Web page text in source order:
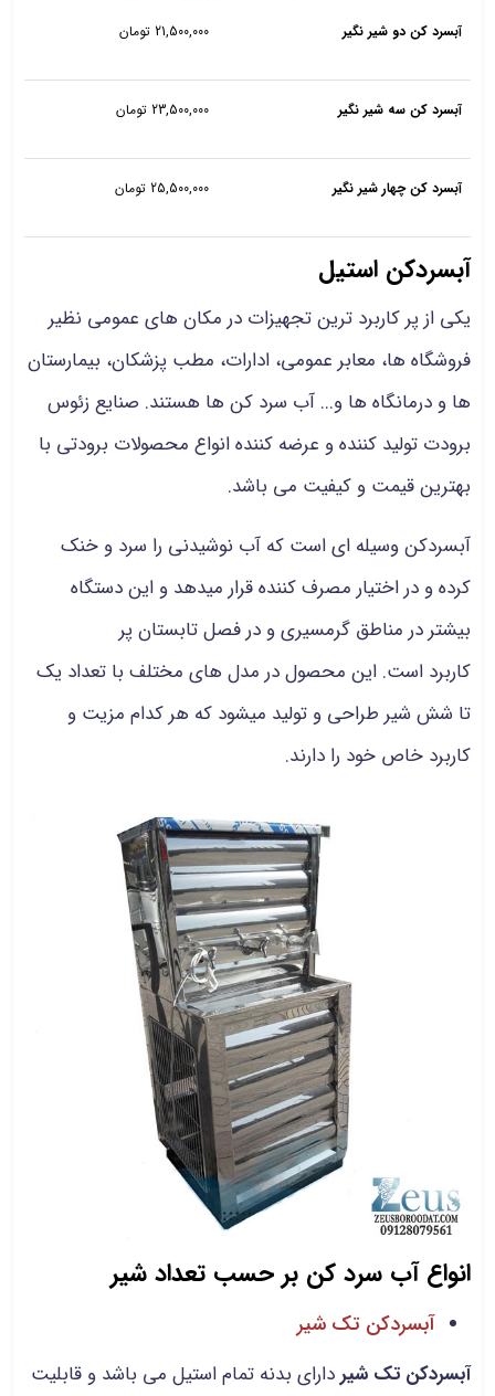
آبسرد کن دو شیر نگیر 21,500,000 تومان
آبسرد کن سه شیر نگیر 23,500,000 تومان
آبسرد کن چهار شیر نگیر 25,500,000 تومان
آبسردکن استیل
یکی از پر کاربرد ترین تجهیزات در مکان های عمومی نظیر
فروشگاه ها، معابر عمومی، ادارات، مطب پزشکان، بیمارستان
ها و درمانگاه ها و... آب سرد کن ها هستند. صنایع زئوس
برودت تولید کننده و عرضه کننده انواع محصولات برودتی با
بهترین قیمت و کیفیت می باشد.
آبسردکن وسیله‌ ای است که آب نوشیدنی را سرد و خنک
کرده و در اختیار مصرف‌ کننده قرار میدهد و این دستگاه
بیشتر در مناطق گرمسیری و در فصل تابستان پر
کاربرد است. این محصول در مدل های مختلف با تعداد یک
تا شش شیر طراحی و تولید میشود که هر کدام مزیت و
کاربرد خاص خود را دارند.
انواع آب سرد کن بر حسب تعداد شیر
آبسردکن تک‌ شیر
آبسردکن تک شیردارای بدنه تمام استیل می باشد و قابلیت